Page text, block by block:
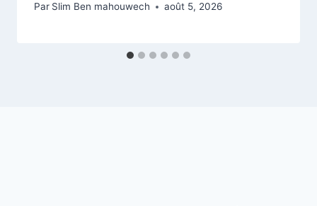
Par Slim Ben mahouwech août 5, 2026